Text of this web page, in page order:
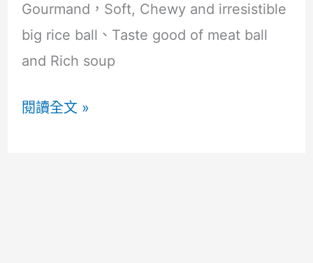
Gourmand，Soft, Chewy and irresistible
big rice ball、Taste good of meat ball
and Rich soup
台
閱讀全文 »